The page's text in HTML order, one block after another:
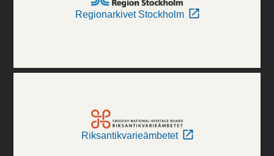
Regionarkivet Stockholm
Riksantikvarieämbetet